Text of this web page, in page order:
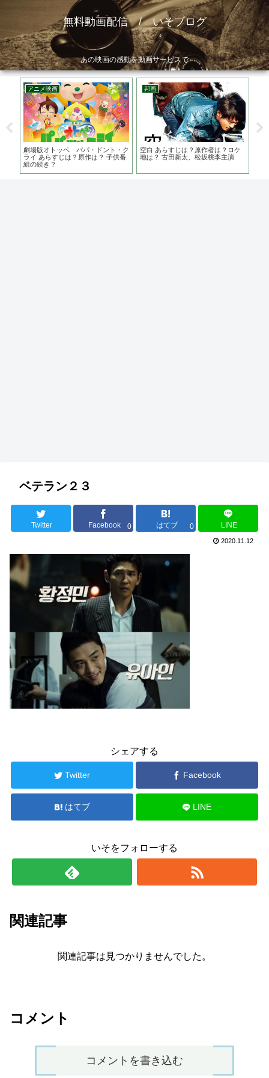
無料動画配信 / いそブログ
あの映画の感動を動画サービスで
アニメ映画
劇場版オトッペ パパ・ドント・ク
ライ あらすじは？原作は？ 子供番
組の続き？
邦画
空白 あらすじは？原作者は？ロケ
地は？ 古田新太、松坂桃李主演
ベテラン２３
Twitter Facebook 0 はてブ 0 LINE
2020.11.12
シェアする
Twitter Facebook
はてブ LINE
いそをフォローする
関連記事
関連記事は見つかりませんでした。
コメント
コメントを書き込む